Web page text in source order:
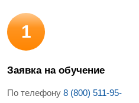
1
Заявка на обучение
По телефону 8 (800) 511-95-